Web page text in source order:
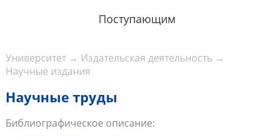
Поступающим
Университет→ Издательская деятельность→
Научные издания
Научные труды
Библиографическое описание: